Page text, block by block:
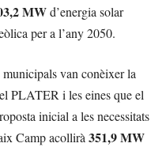
MWd’energia solar
per a l’any 2050.
van conèixer la
PLATER i les eines que el
inicial a les necessitats
Camp acollirà 351,9 MW